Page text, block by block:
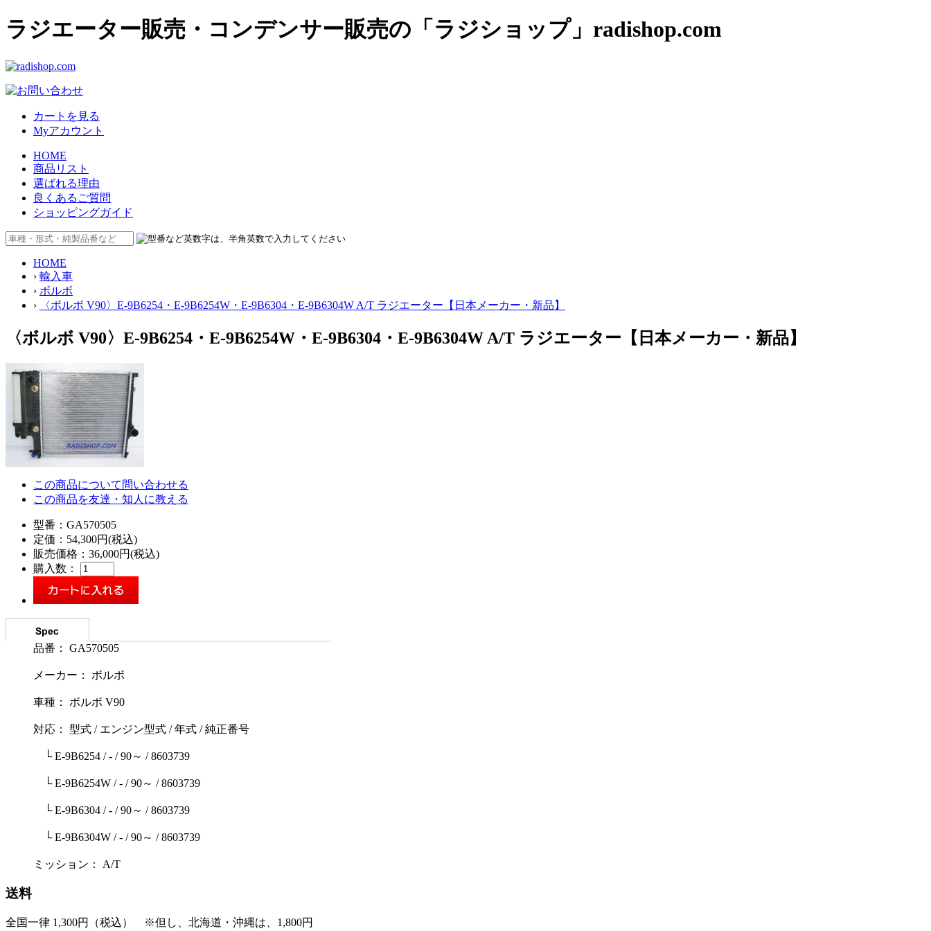
ラジエーター販売・コンデンサー販売の「ラジショップ」radishop.com
カートを見る
Myアカウント
HOME
商品リスト
選ばれる理由
良くあるご質問
ショッピングガイド
HOME
› 輸入車
› ボルボ
›
〈ボルボ V90〉E-9B6254・E-9B6254W・E-9B6304・E-9B6304W A/T ラジエーター【日本メーカー・新品】
〈ボルボ V90〉E-9B6254・E-9B6254W・E-9B6304・E-9B6304W A/T ラジエーター【日本メーカー・新品】
この商品について問い合わせる
この商品を友達・知人に教える
型番：GA570505
定価： 54,300円(税込)
販売価格： 36,000円(税込)
購入数：
品番： GA570505
メーカー： ボルボ
車種： ボルボ V90
対応： 型式 / エンジン型式 / 年式 / 純正番号
└ E-9B6254 / - / 90～ / 8603739
└ E-9B6254W / - / 90～ / 8603739
└ E-9B6304 / - / 90～ / 8603739
└ E-9B6304W / - / 90～ / 8603739
ミッション： A/T
送料
全国一律 1,300円（税込） ※但し、北海道・沖縄は、1,800円